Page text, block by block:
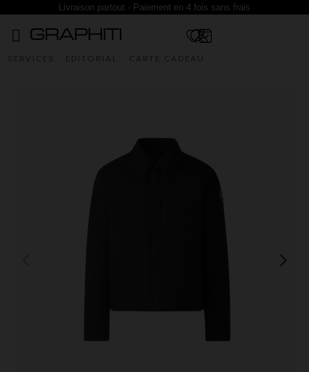
Livraison partout - Paiement en 4 fois sans frais
SERVICES EDITORIAL CARTE CADEAU